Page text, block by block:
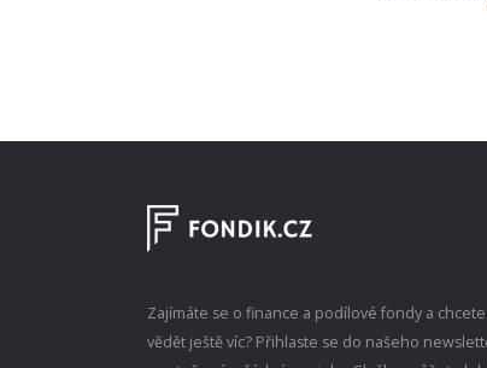
Zajímáte se o finance a podílové fondy a
vědět ještě víc? Přihlaste se do našeho